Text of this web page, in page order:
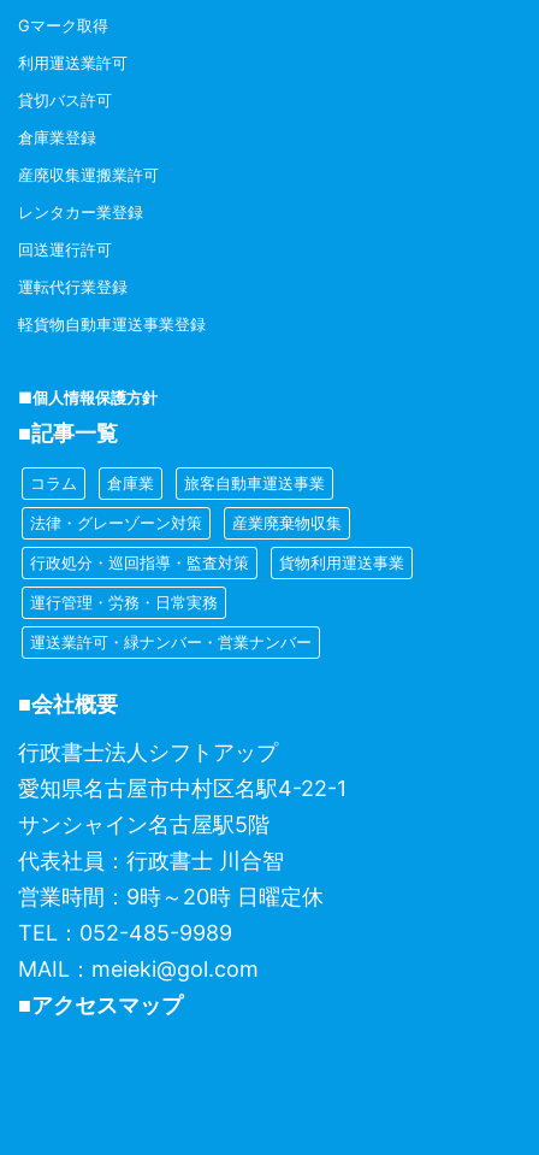
Gマーク取得
利用運送業許可
貸切バス許可
倉庫業登録
産廃収集運搬業許可
レンタカー業登録
回送運行許可
運転代行業登録
軽貨物自動車運送事業登録
■個人情報保護方針
■記事一覧
コラム 倉庫業 旅客自動車運送事業
法律・グレーゾーン対策 産業廃棄物収集
行政処分・巡回指導・監査対策 貨物利用運送事業
運行管理・労務・日常実務
運送業許可・緑ナンバー・営業ナンバー
■会社概要
行政書士法人シフトアップ
愛知県名古屋市中村区名駅4-22-1
サンシャイン名古屋駅5階
代表社員：行政書士 川合智
営業時間：9時～20時 日曜定休
TEL：052-485-9989
MAIL：meieki@gol.com
■アクセスマップ